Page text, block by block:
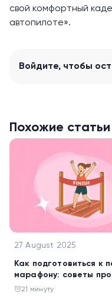
свой комфортный
автопилоте».
Войдите, чтобы
Похожие статьи
27 August 2025
Как подготовиться к
марафону: советы
книги, которые
21 минуту